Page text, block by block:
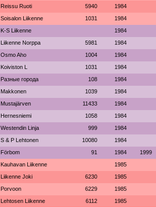
Reissu Ruoti 5940 1984
Soisalon Liikenne 1031 1984
K-S Liikenne 1984
Liikenne Norppa 5981 1984
Osmo Aho 1004 1984
Koiviston L 1031 1984
Разные города 108 1984
Makkonen 1039 1984
Mustajärven 11433 1984
Hernesniemi 1058 1984
Westendin Linja 999 1984
S & P Lehtonen 10080 1984
Förbom 91 1984 1999
Kauhavan Liikenne 1985
Liikenne Joki 6230 1985
Porvoon 6229 1985
Lehtosen Liikenne 6112 1985